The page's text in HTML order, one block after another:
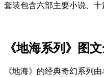
套装包含六部主要小说、
《地海系列》图
《地海》的经典奇幻系列